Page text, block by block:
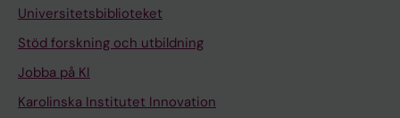
Universitetsbiblioteket
Stöd forskning och utbildning
Jobba på KI
Karolinska Institutet Innovation